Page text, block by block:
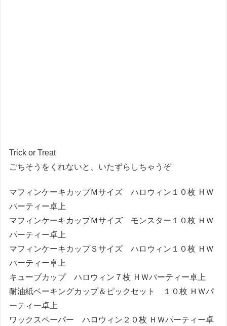
Trick or Treat
ごちそうをくれないと、いたずらしちゃうぞ
マフィンケーキカップＭサイズ ハロウィン１０枚 ＨＷ
パーティー卓上
マフィンケーキカップＭサイズ モンスター１０枚 ＨＷ
パーティー卓上
マフィンケーキカップＳサイズ ハロウィン１０枚 ＨＷ
パーティー卓上
キューブカップ ハロウィン７枚 ＨＷパーティー卓上
耐油紙ベーキングカップ＆ピックセット １０枚 ＨＷパ
ーティー卓上
ワックスペーパー ハロウィン２０枚 ＨＷパーティー卓